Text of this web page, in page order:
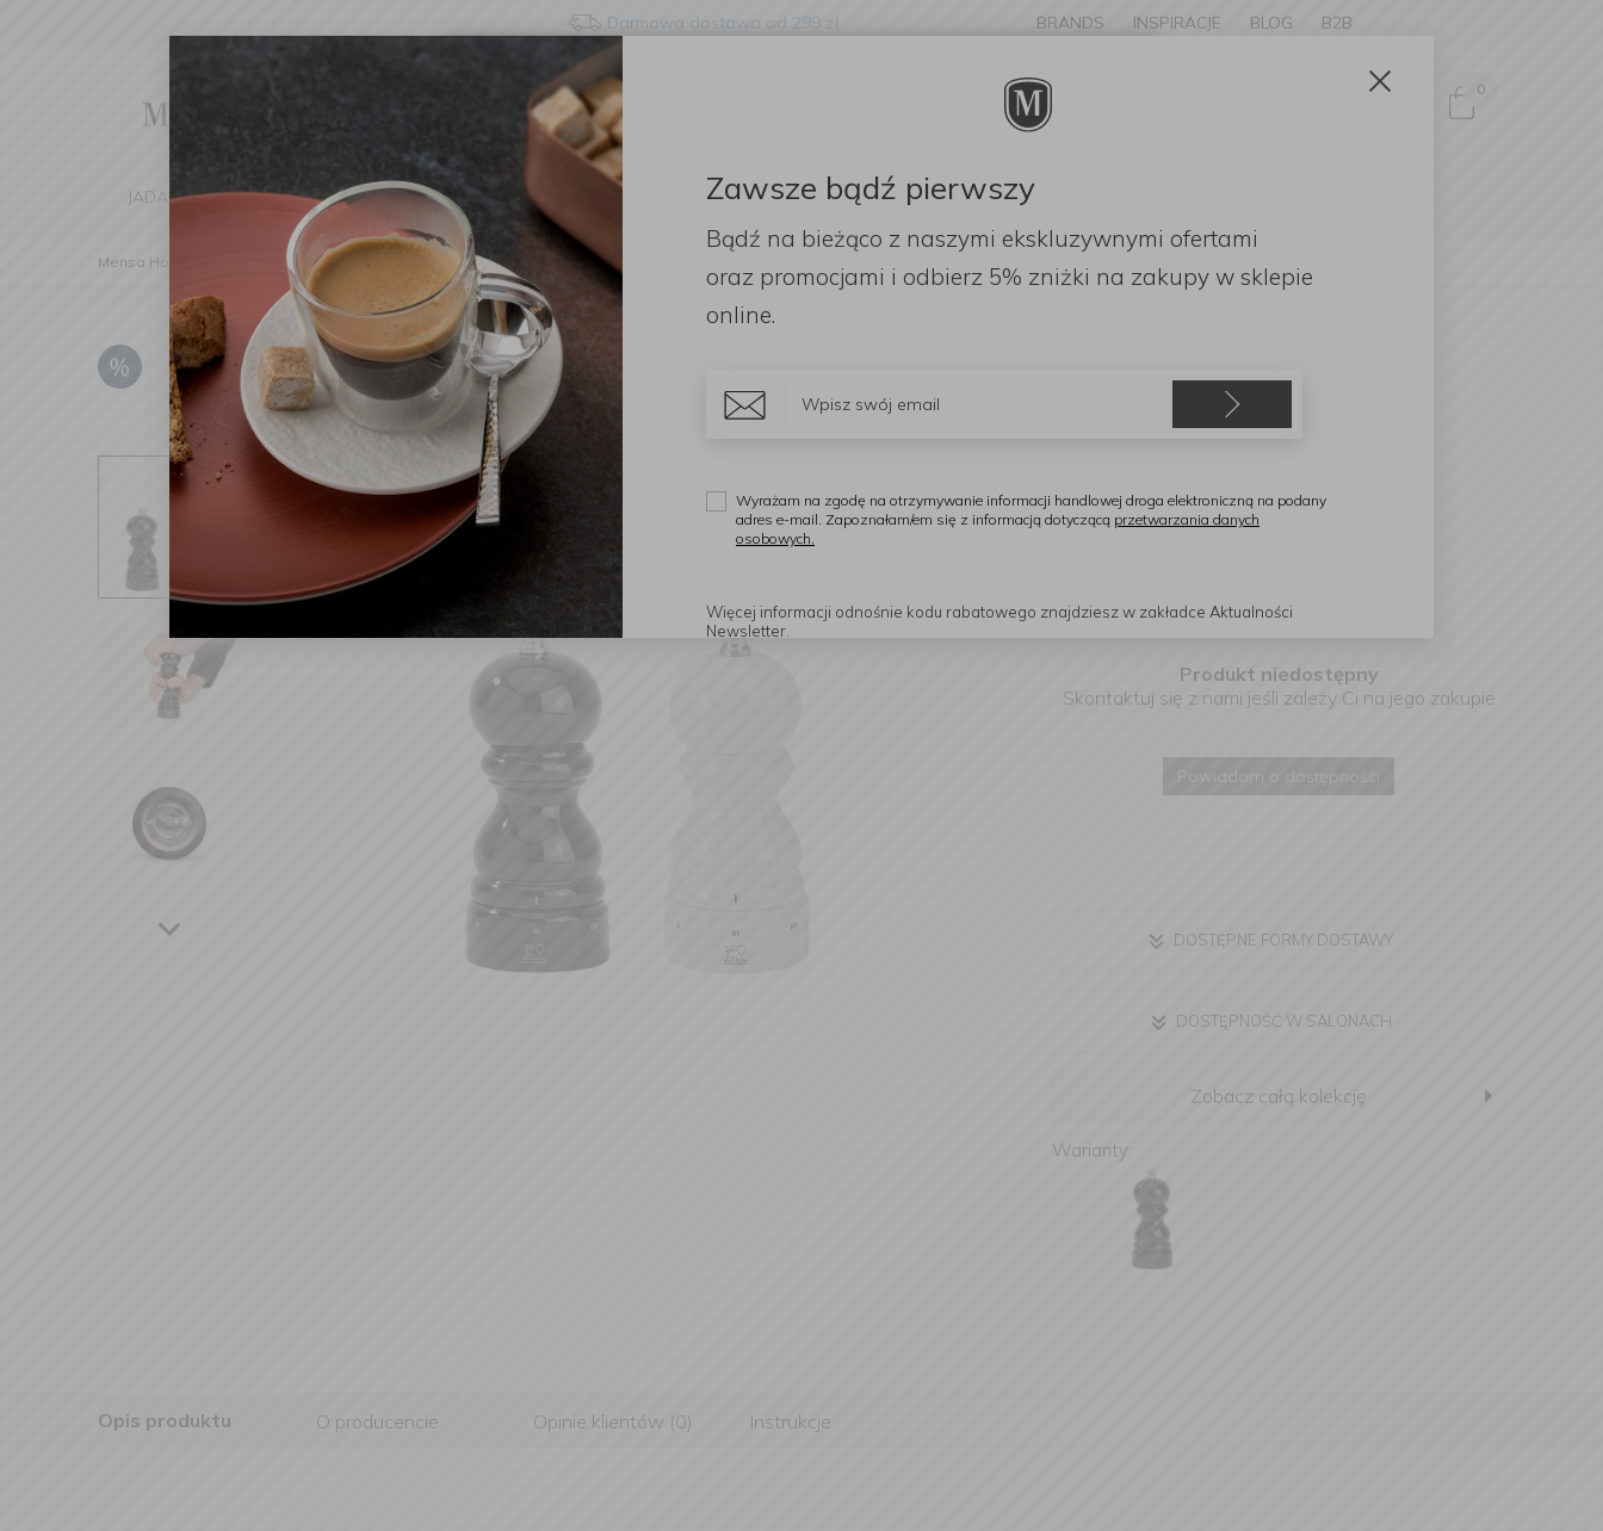
Darmowa dostawa od 299 zł BRANDS INSPIRACJE BLOG B2B
0
JADALNIA KUCHNIA DOM DEKORACJE ZAPACHY DODATKI OGRÓD
Mensa Home Narzędzia kuchenne Młynki do przypraw, soli i pieprzu
Zestaw młynków Paris 12cm
Produkt niedostępny
Skontaktuj się z nami jeśli zależy Ci na jego zakupie
Powiadom o dostępności
DOSTĘPNE FORMY DOSTAWY
DOSTĘPNOŚĆ W SALONACH
Zobacz całą kolekcję
Warianty:
Opis produktu O producencie Opinie klientów (0) Instrukcje
Change language?
We've detected that your browser language is not Polish. Would you like to
switch to the English version of our website?
Stay here Switch to English
Zawsze bądź pierwszy
Bądź na bieżąco z naszymi ekskluzywnymi ofertami
oraz promocjami i odbierz 5% zniżki na zakupy w sklepie
online.
Wyrażam na zgodę na otrzymywanie informacji handlowej droga elektroniczną na podany
adres e-mail. Zapoznałam/em się z informacją dotyczącą przetwarzania danych
osobowych.
Więcej informacji odnośnie kodu rabatowego znajdziesz w zakładce Aktualności
Newsletter.